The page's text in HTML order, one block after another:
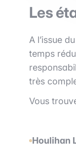
Les
A l’issue
temps
très
Vous
Houlihan